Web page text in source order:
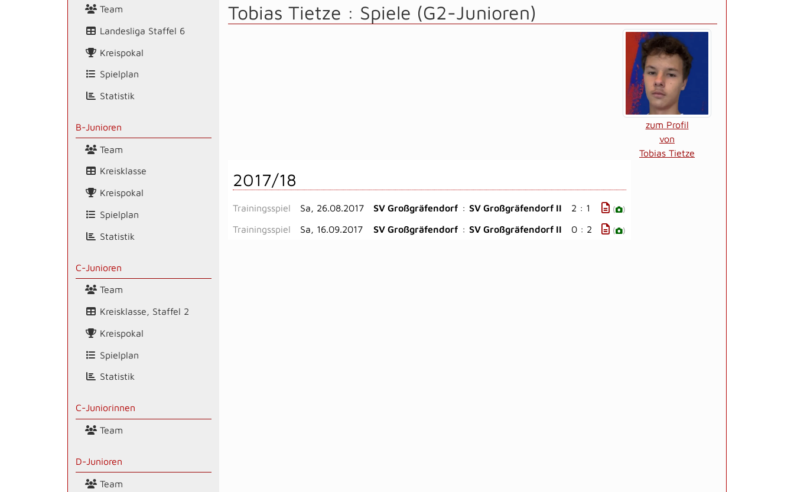
Team
Landesliga Staffel 6
Kreispokal
Spielplan
Statistik
B-Junioren
Team
Kreisklasse
Kreispokal
Spielplan
Statistik
C-Junioren
Team
Kreisklasse, Staffel 2
Kreispokal
Spielplan
Statistik
C-Juniorinnen
Team
D-Junioren
Team
Tobias Tietze : Spiele (G2-Junioren)
zum Profil
von
Tobias Tietze
2017/18
Trainingsspiel Sa, 26.08.2017 SV Großgräfendorf : SV Großgräfendorf II 2 : 1 ( )
Trainingsspiel Sa, 16.09.2017 SV Großgräfendorf : SV Großgräfendorf II 0 : 2 ( )